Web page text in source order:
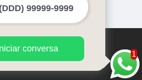
1
conversa